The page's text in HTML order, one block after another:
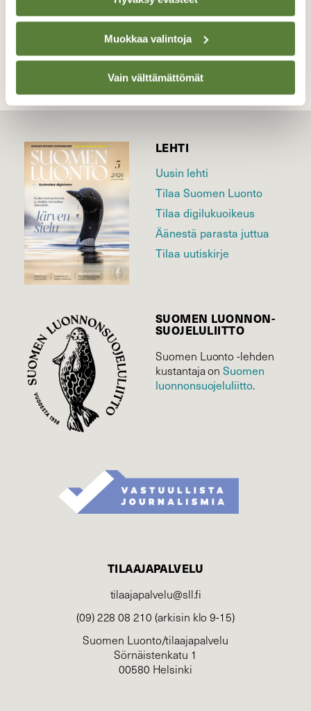
Muokkaa valintoja
Vain välttämättömät
TAKAISIN LISTAAN
LEHTI
Uusin lehti
Tilaa Suomen Luonto
Tilaa digilukuoikeus
Äänestä parasta juttua
Tilaa uutiskirje
SUOMEN LUONNON­
SUOJELU­LIITTO
Suomen Luonto -lehden
kustantaja onSuomen
luonnonsuojelu­liitto.
TILAAJAPALVELU
tilaajapalvelu@sll.fi
(09) 228 08 210 (arkisin klo 9-15)
Suomen Luonto/tilaajapalvelu
Sörnäistenkatu 1
00580 Helsinki